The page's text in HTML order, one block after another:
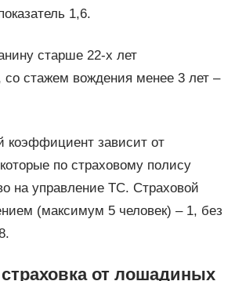
1,6.
старше 22-х лет
со стажем вождения менее 3 лет –
коэффициент зависит от
по страховому полису
на управление ТС. Страховой
(максимум 5 человек) – 1, без
от лошадиных